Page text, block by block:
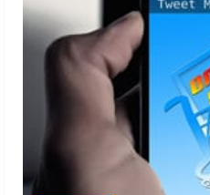
venda
por
geolocalização